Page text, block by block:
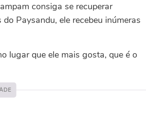
consiga se recuperar
Paysandu, ele recebeu inúmeras
lugar que ele mais gosta, que é o